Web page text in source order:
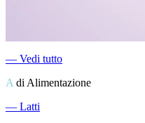
― Vedi tutto
A di Alimentazione
― Latti